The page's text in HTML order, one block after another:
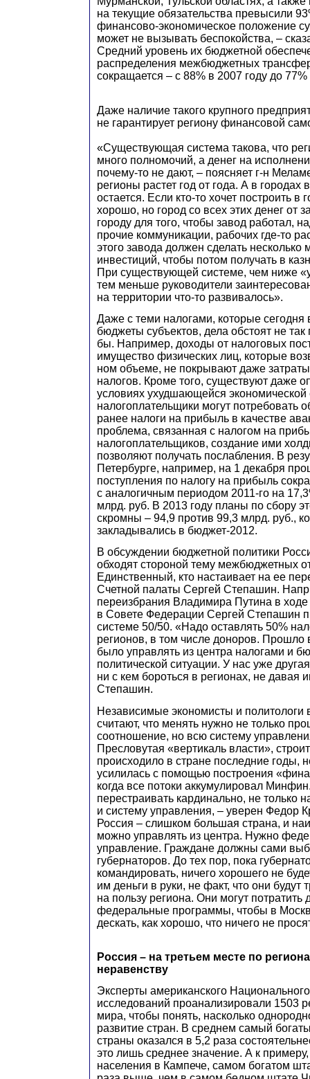
на текущие обязательства превысили
финансово-экономическое положение
может не вызывать беспокойства, –
Средний уровень их бюджетной
распределения межбюджетных
сокращается – с 88% в 2007 году до 77%
Даже наличие такого крупного
не гарантирует региону финансовой
«Существующая система такова, что
много полномочий, а денег на
почему-то не дают, – поясняет г-н
регионы растет год от года. А в городах
остается. Если кто-то хочет построить в
хорошо, но город со всех этих денег от
городу для того, чтобы завод работал,
прочие коммуникации, рабочих где-то
этого завода должен сделать несколько
инвестиций, чтобы потом получать в
При существующей системе, чем ниже
тем меньше руководители
на территории что-то развивалось».
Даже с теми налогами, которые сегодня
бюджеты субъектов, дела обстоят не так
бы. Например, доходы от налоговых
имущество физических лиц, которые
ном объеме, не покрывают даже затраты
налогов. Кроме того, существуют даже
условиях ухудшающейся экономической
налогоплательщики могут потребовать
ранее налоги на прибыль в качестве
проблема, связанная с налогом на
налогоплательщиков, создание ими
позволяют получать послабления. В
Петербурге, например, на 1 декабря
поступления по налогу на прибыль
с аналогичным периодом 2011-го на
млрд. руб. В 2013 году планы по сбору
скромны – 94,9 против 99,3 млрд. руб.,
закладывались в бюджет-2012.
В обсуждении бюджетной политики
обходят стороной тему межбюджетных
Единственный, кто настаивает на ее
Счетной палаты Сергей Степашин.
переизбрания Владимира Путина в
в Совете Федерации Сергей Степашин
системе 50/50. «Надо оставлять 50%
регионов, в том числе доноров. Прошло
было управлять из центра налогами и
политической ситуации. У нас уже
ни с кем бороться в регионах, не давая
Степашин.
Независимые экономисты и политологи
считают, что менять нужно не только
соотношение, но всю систему
Пресловутая «вертикаль власти»,
происходило в стране последние годы,
усилилась с помощью построения
когда все потоки аккумулировал
перестраивать кардинально, не только
и систему управления, – уверен Федор
Россия – слишком большая страна, и
можно управлять из центра. Нужно
управление. Граждане должны сами
губернаторов. До тех пор, пока
командировать, ничего хорошего не
им деньги в руки, не факт, что они будут
на пользу региона. Они могут потратить
федеральные программы, чтобы в
дескать, как хорошо, что ничего не
Россия – на третьем месте по
неравенству
Эксперты американского
исследований проанализировали 1503
мира, чтобы понять, насколько
развитие стран. В среднем самый
страны оказался в 5,2 раза
это лишь среднее значение. А к
населения в Кампече, самом богатом